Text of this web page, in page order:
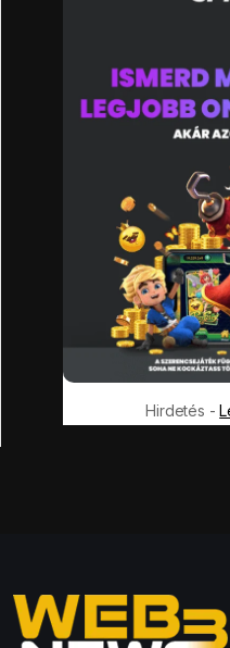
Hirdetés -